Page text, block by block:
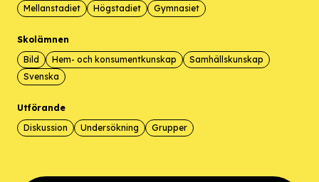
Mellanstadiet
Högstadiet Gymnasiet
Skolämnen
Bild
Hem- och konsumentkunskap
Samhällskunskap
Svenska
Utförande
Diskussion
Undersökning Grupper